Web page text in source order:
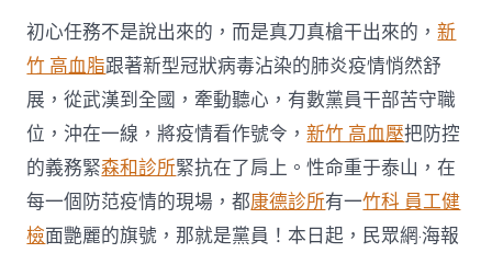
減
重
我
是
黨
員
·
我
帶
頭〉
中
初心任務不是說出來的，而是真刀真槍干出來的，新
竹 高血脂跟著新型冠狀病毒沾染的肺炎疫情悄然舒
展，從武漢到全國，牽動聽心，有數黨員干部苦守職
位，沖在一線，將疫情看作號令，新竹 高血壓把防控
的義務緊森和診所緊抗在了肩上。性命重于泰山，在
每一個防范疫情的現場，都康德診所有一竹科 員工健
檢面艷麗的旗號，那就是黨員！本日起，民眾網·海報